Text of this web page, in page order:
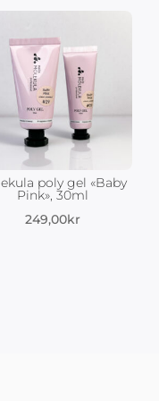
poly gel «Baby
Pink», 30ml
249,00kr